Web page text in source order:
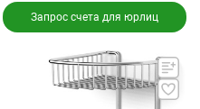
Запрос счета для юрлиц